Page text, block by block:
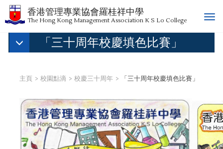
香港管理專業協會羅桂祥中學
The Hong Kong Management Association K S Lo College
T
g
v
i
g
a
「三十周年校慶填色比賽」
主頁 校園點滴 校慶三十周年 「三十周年校慶填色比賽」